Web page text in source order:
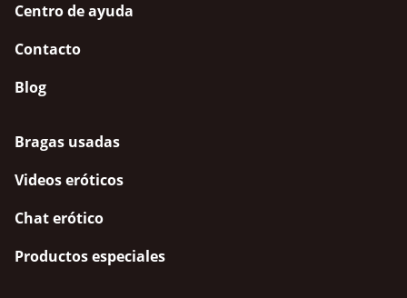
Centro de ayuda
Contacto
Blog
Bragas usadas
Videos eróticos
Chat erótico
Productos especiales